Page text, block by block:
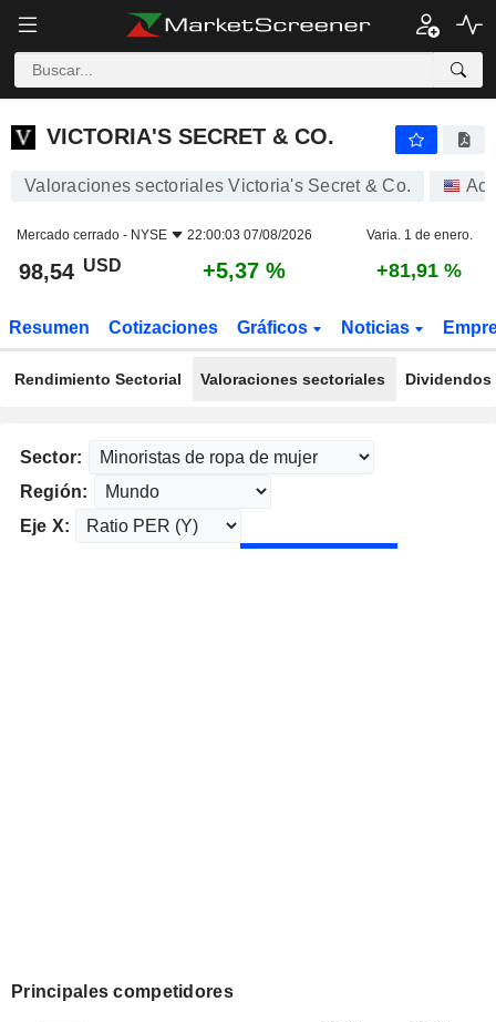
VICTORIA'S SECRET & CO.
VICTORIA'S SECRET & CO.
Valoraciones sectoriales Victoria's Secret & Co.
Mercado cerrado - NYSE 22:00:03 07/08/2026 Varia. 1 de enero.
98,54 USD +5,37 % +81,91 %
Resumen Cotizaciones Gráficos Noticias
Rendimiento Sectorial Valoraciones sectoriales
Sector:
Región:
Eje X:
Principales competidores